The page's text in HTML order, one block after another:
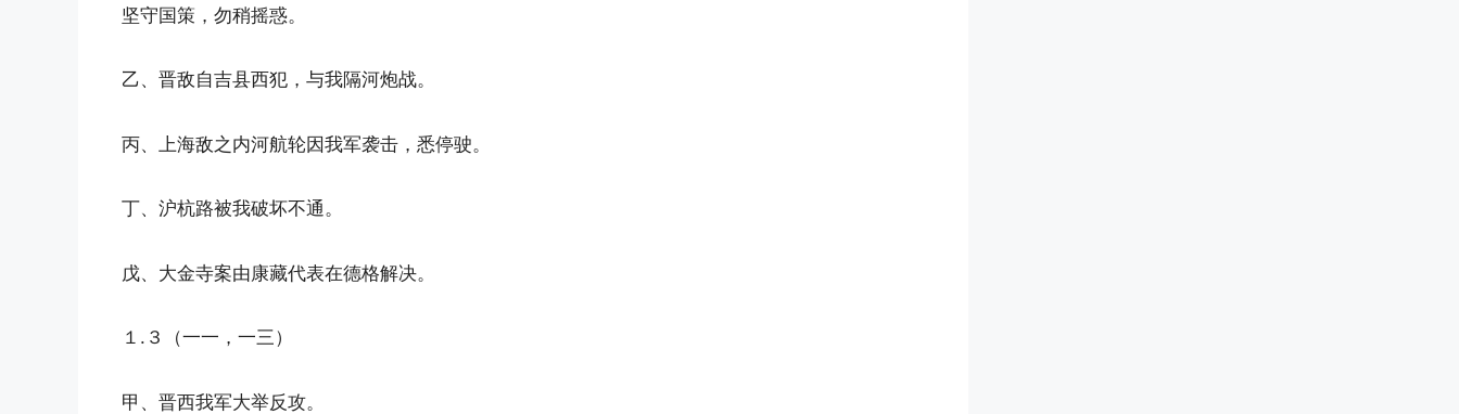
坚守国策，勿稍摇惑。
乙、晋敌自吉县西犯，与我隔河炮战。
丙、上海敌之内河航轮因我军袭击，悉停驶。
丁、沪杭路被我破坏不通。
戊、大金寺案由康藏代表在德格解决。
１.３（一一，一三）
甲、晋西我军大举反攻。